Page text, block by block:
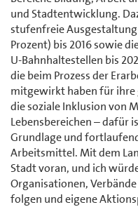
und Stadtentwicklung.
stufenfreie
Prozent) bis 2016 sowie
U-Bahnhaltestellen bis
die beim Prozess der
mitgewirkt haben für ihre
die soziale Inklusion von
Lebensbereichen – dafür
Grundlage und
Arbeitsmittel. Mit dem
Stadt voran, und ich
Organisationen,
folgen und eigene